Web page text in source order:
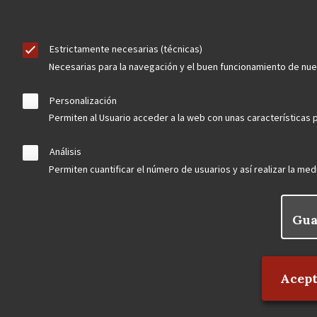
Estrictamente necesarias (técnicas)
Necesarias para la navegación y el buen funcionamiento de
Personalización
Permiten al Usuario acceder a la web con unas
Análisis
Permiten cuantificar el número de usuarios y así realizar la